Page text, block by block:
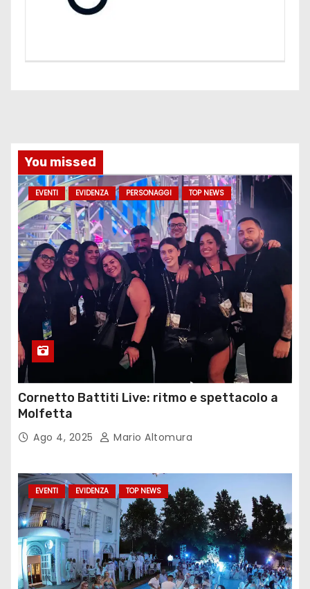
You missed
EVENTI EVIDENZA PERSONAGGI TOP NEWS
Cornetto Battiti Live: ritmo e spettacolo a
Molfetta
Ago 4, 2025 Mario Altomura
EVENTI EVIDENZA TOP NEWS